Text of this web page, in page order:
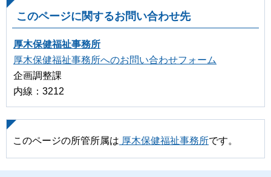
このページに関するお問い合わせ先
厚木保健福祉事務所
厚木保健福祉事務所へのお問い合わせフォーム
企画調整課
内線：3212
このページの所管所属は 厚木保健福祉事務所です。